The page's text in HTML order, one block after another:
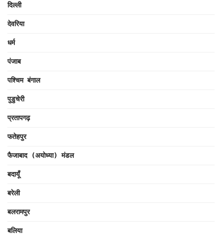
दिल्ली
देवरिया
धर्म
पंजाब
पश्चिम बंगाल
पुडुचेरी
प्रतापगढ़
फतेहपुर
फैजाबाद (अयोध्या) मंडल
बदायूँ
बरेली
बलरामपुर
बलिया